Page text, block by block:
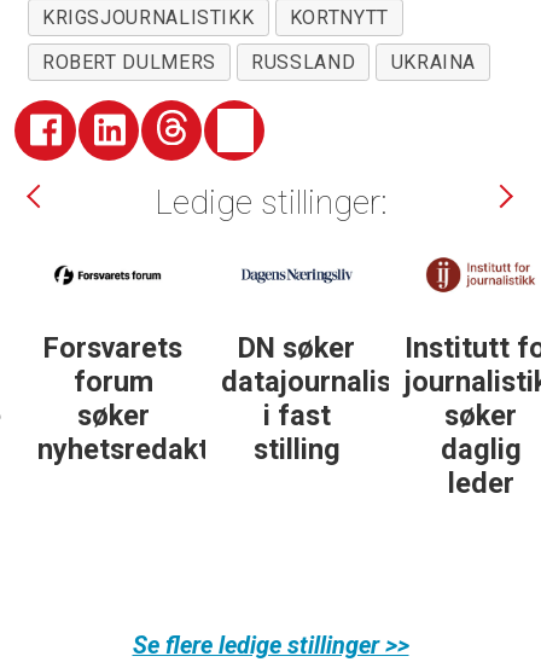
KRIGSJOURNALISTIKK
KORTNYTT
ROBERT DULMERS
RUSSLAND UKRAINA
Ledige stillinger:
DN søker
datajournalist
i fast
stilling
Institutt for
journalistikk
søker
daglig
DN søker
some-
journalist
Se flere ledige stillinger >>